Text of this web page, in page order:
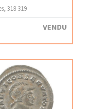
318-319
VENDU